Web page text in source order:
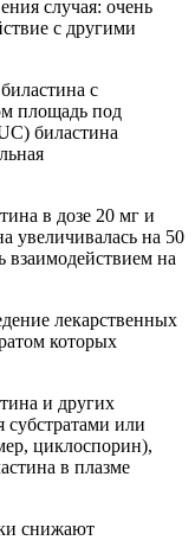
случая: очень
с другими
с
площадь под
биластина
в дозе 20 мг и
увеличивалась на 50
на
лекарственных
которых
и других
субстратами или
циклоспорин),
в плазме
снижают